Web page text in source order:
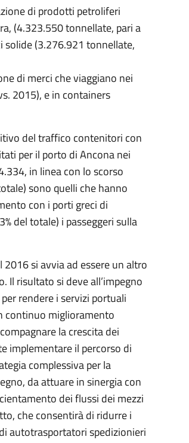
di prodotti petroliferi
(4.323.550 tonnellate, pari a
solide (3.276.921 tonnellate,
di merci che viaggiano nei
2015), e in containers
del traffico contenitori con
per il porto di Ancona nei
in linea con lo scorso
sono quelli che hanno
con i porti greci di
del totale) i passeggeri sulla
si avvia ad essere un altro
Il risultato si deve all’impegno
rendere i servizi portuali
continuo miglioramento
la crescita dei
implementare il percorso di
complessiva per la
da attuare in sinergia con
dei flussi dei mezzi
che consentirà di ridurre i
autotrasportatori spedizionieri